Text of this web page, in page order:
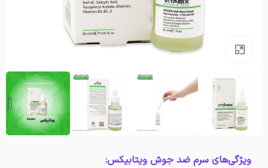
بزرگنمایی تصویر
ویژگی‌های سرم ضد جوش ویتابیکس: